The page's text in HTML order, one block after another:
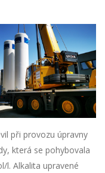
při provozu úpravny
která se pohybovala
l. Alkalita upravené